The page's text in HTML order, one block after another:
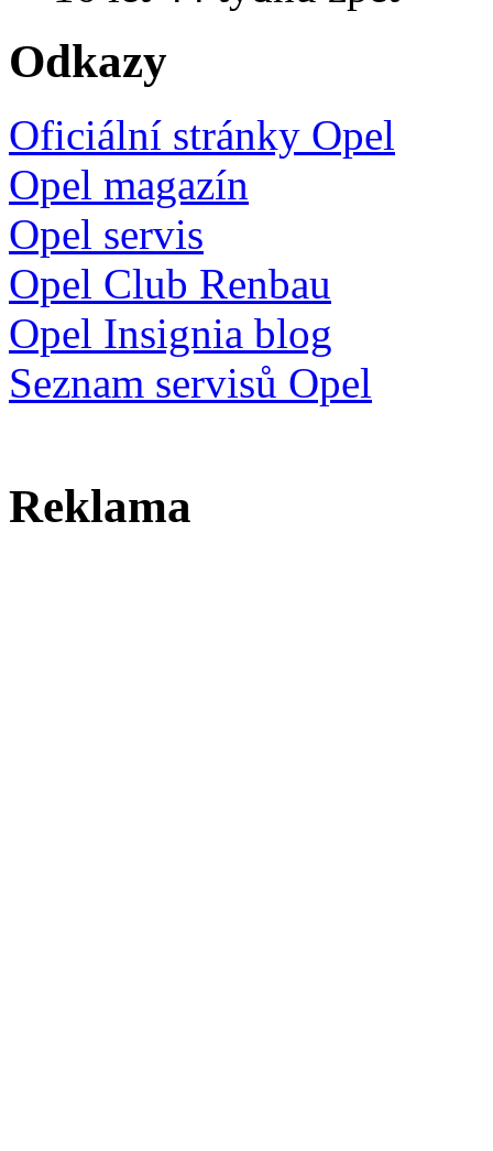
Odkazy
Oficiální stránky Opel
Opel magazín
Opel servis
Opel Club Renbau
Opel Insignia blog
Seznam servisů Opel
Reklama